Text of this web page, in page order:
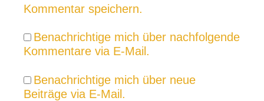
Kommentar speichern.
Benachrichtige mich über nachfolgende
Kommentare via E-Mail.
Benachrichtige mich über neue
Beiträge via E-Mail.